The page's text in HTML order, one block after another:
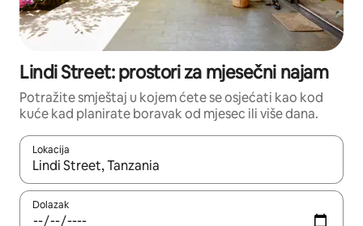
Lindi Street: prostori za mjesečni najam
Potražite smještaj u kojem ćete se osjećati kao kod
kuće kad planirate boravak od mjesec ili više dana.
Lokacija
Kada budu dostupni rezultati, moći ćete ih pregledati
Dolazak